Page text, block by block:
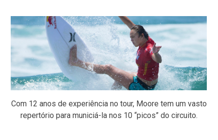
Com 12 anos de experiência no tour, Moore tem um vasto
repertório para municiá-la nos 10 “picos” do circuito.